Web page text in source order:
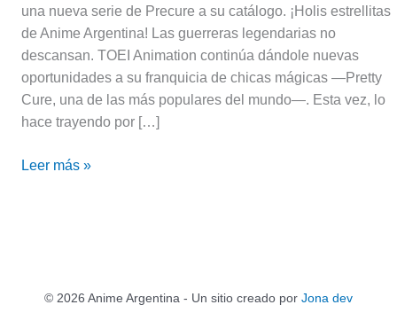
una nueva serie de Precure a su catálogo. ¡Holis estrellitas
de Anime Argentina! Las guerreras legendarias no
descansan. TOEI Animation continúa dándole nuevas
oportunidades a su franquicia de chicas mágicas —Pretty
Cure, una de las más populares del mundo—. Esta vez, lo
hace trayendo por […]
Leer más »
© 2026 Anime Argentina - Un sitio creado por Jona dev